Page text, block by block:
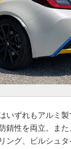
ずれもアルミ製
錆性を両立。ま
ング、ビルシュ